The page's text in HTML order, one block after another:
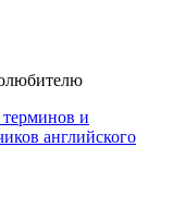
и
английского